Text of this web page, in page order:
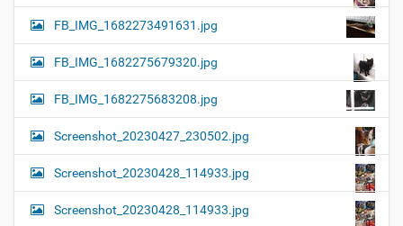
FB_IMG_1682273491631.jpg
FB_IMG_1682275679320.jpg
FB_IMG_1682275683208.jpg
Screenshot_20230427_230502.jpg
Screenshot_20230428_114933.jpg
Screenshot_20230428_114933.jpg